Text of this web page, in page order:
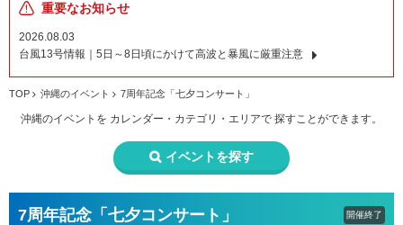
重要なお知らせ
2026.08.03
台風13号情報｜5日～8日頃にかけて高波と暴風に厳重注意
TOP 沖縄のイベント 7周年記念「七夕コンサート」
沖縄のイベントを カレンダー・カテゴリ・エリアで 探すことができます。
イベントを探す
7周年記念「七夕コンサート」 開催終了